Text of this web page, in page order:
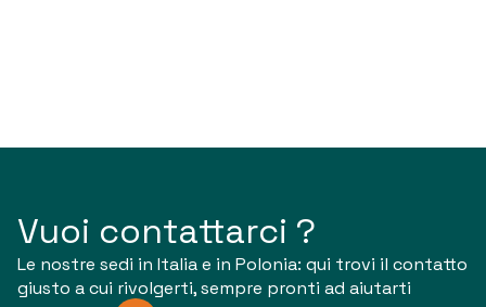
Vuoi contattarci ?
Le nostre sedi in Italia e in Polonia: qui trovi il contatto
giusto a cui rivolgerti, sempre pronti ad aiutarti